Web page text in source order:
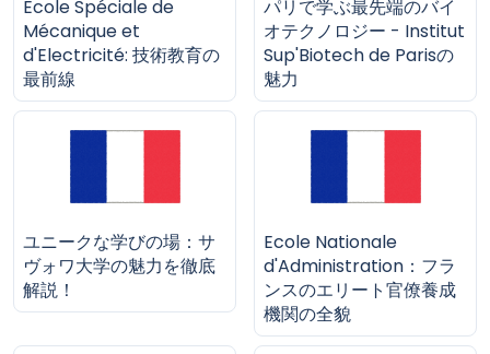
Ecole Spéciale de
Mécanique et
d'Electricité: 技術教育の
最前線
パリで学ぶ最先端のバイ
オテクノロジー - Institut
Sup'Biotech de Parisの
魅力
ユニークな学びの場：サ
ヴォワ大学の魅力を徹底
解説！
Ecole Nationale
d'Administration：フラ
ンスのエリート官僚養成
機関の全貌